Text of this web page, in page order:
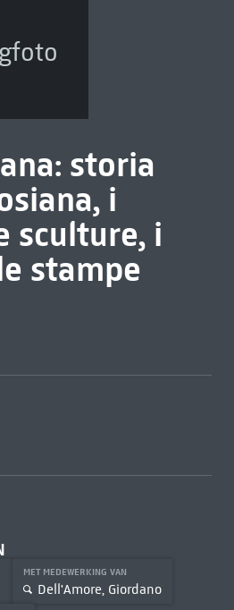
storia
i
sculture, i
stampe
MET MEDEWERKING VAN
Dell'Amore, Giordano